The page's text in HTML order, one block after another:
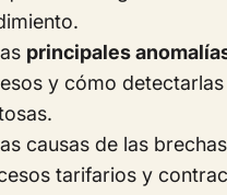
principales
y cómo
causas de las
tarifarios y